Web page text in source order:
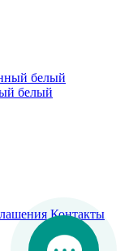
белый
Контакты